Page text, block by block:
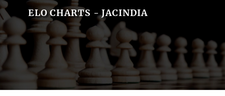
ELO CHARTS - JACINDIA